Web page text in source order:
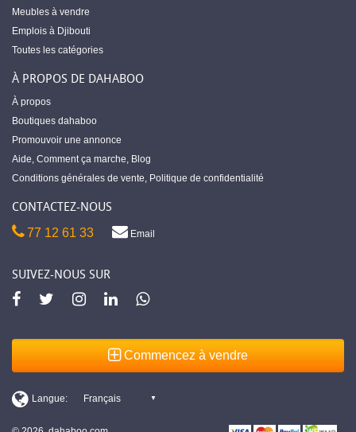
Meubles à vendre
Emplois à Djibouti
Toutes les catégories
À PROPOS DE DAHABOO
À propos
Boutiques dahaboo
Promouvoir une annonce
Aide, Comment ça marche, Blog
Conditions générales de vente, Politique de confidentialité
CONTACTEZ-NOUS
77 12 61 33 Email
SUIVEZ-NOUS SUR
Commencez à vendre